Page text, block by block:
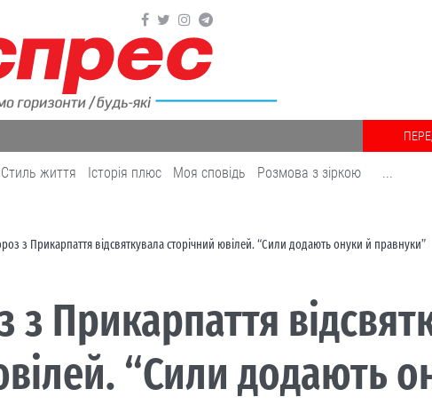
Cтиль життя Історія плюс Моя сповідь Розмова з зіркою ...
з Прикарпаття відсвяткувала сторічний ювілей. “Сили додають онуки й правнуки”
з Прикарпаття
“Сили додають